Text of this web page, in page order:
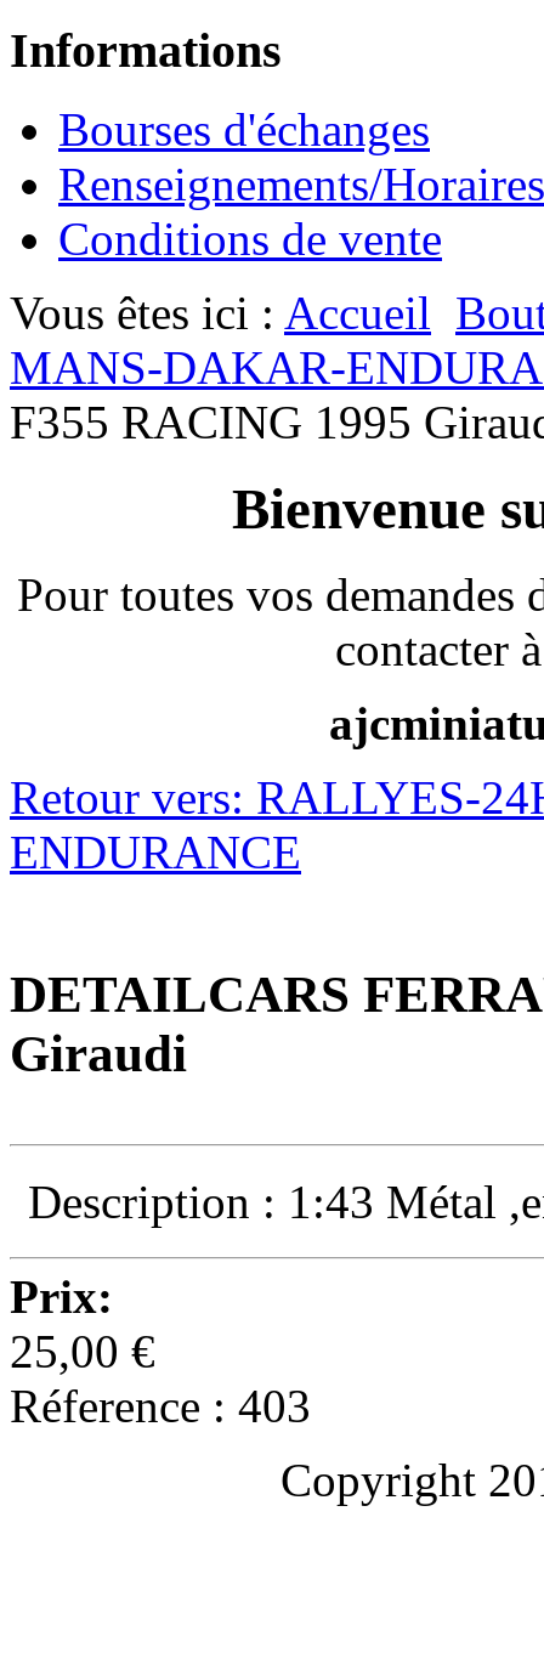
Informations
Bourses d'échanges
Renseignements/Horaires
Conditions de vente
Vous êtes ici : Accueil
MANS-DAKAR-
F355 RACING 1995
Bienvenue
Pour toutes vos
contacter
Retour vers: RALLYES-
ENDURANCE
DETAILCARS
Giraudi
Description : 1:43 Métal
Prix:
25,00 €
Réference : 403
Copyright